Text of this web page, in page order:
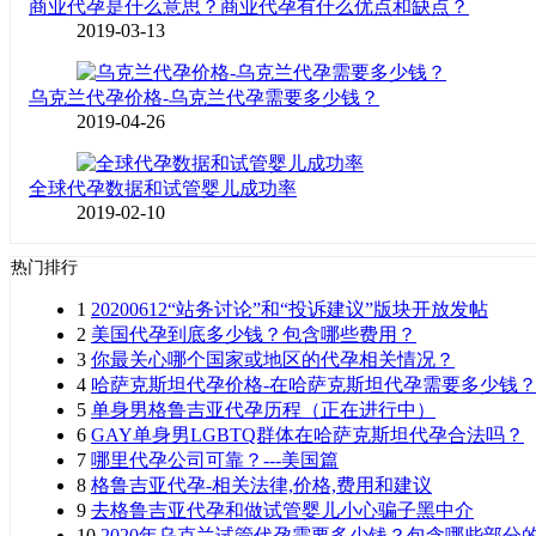
商业代孕是什么意思？商业代孕有什么优点和缺点？
2019-03-13
乌克兰代孕价格-乌克兰代孕需要多少钱？
2019-04-26
全球代孕数据和试管婴儿成功率
2019-02-10
热门排行
1 20200612“站务讨论”和“投诉建议”版块开放发帖
2 美国代孕到底多少钱？包含哪些费用？
3 你最关心哪个国家或地区的代孕相关情况？
4 哈萨克斯坦代孕价格-在哈萨克斯坦代孕需要多少钱？
5 单身男格鲁吉亚代孕历程（正在进行中）
6 GAY单身男LGBTQ群体在哈萨克斯坦代孕合法吗？
7 哪里代孕公司可靠？---美国篇
8 格鲁吉亚代孕-相关法律,价格,费用和建议
9 去格鲁吉亚代孕和做试管婴儿小心骗子黑中介